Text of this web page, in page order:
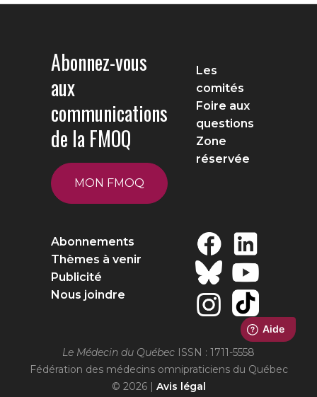
Abonnez-vous
aux
communications
de la FMOQ
MON FMOQ
Les
comités
Foire aux
questions
Zone
réservée
Abonnements
Thèmes à venir
Publicité
Nous joindre
Le Médecin du Québec ISSN : 1711-5558
Fédération des médecins omnipraticiens du Québec
© 2026 | Avis légal